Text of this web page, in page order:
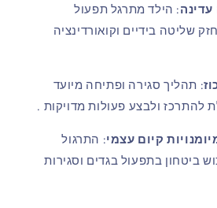
: הילד מתרגל תפעול
שליטה בידיים וקואורדינציה
: תהליך סגירה ופתיחה מיועד
להתרכז ולבצע פעולות מדויקות.
קיום עצמי: התרגול
ביטחון בתפעול בגדים וסגירות